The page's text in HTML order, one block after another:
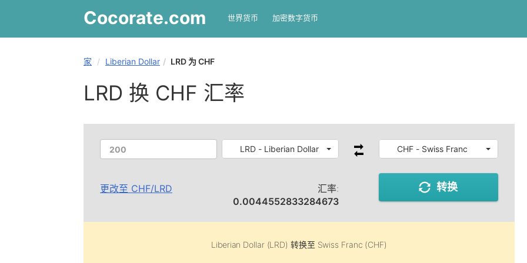
Cocorate.com 世界货币 加密数字货币
家 Liberian Dollar LRD 为 CHF
LRD 换 CHF 汇率
LRD - Liberian Dollar CHF - Swiss Franc
更改至 CHF/LRD
汇率:
0.0044552833284673
转换
Liberian Dollar (LRD) 转换至 Swiss Franc (CHF)